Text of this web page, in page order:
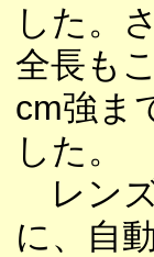
した。
全長も
cm強ま
した。
レン
に、自